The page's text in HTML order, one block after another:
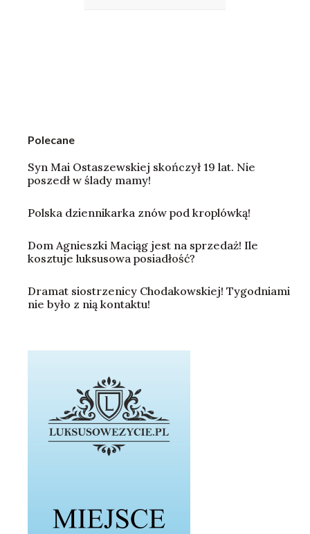
Polecane
Syn Mai Ostaszewskiej skończył 19 lat. Nie
poszedł w ślady mamy!
Polska dziennikarka znów pod kroplówką!
Dom Agnieszki Maciąg jest na sprzedaż! Ile
kosztuje luksusowa posiadłość?
Dramat siostrzenicy Chodakowskiej! Tygodniami
nie było z nią kontaktu!